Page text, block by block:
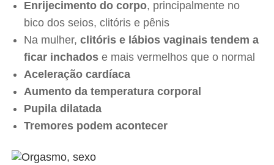
Enrijecimento do corpo, principalmente no
bico dos seios, clitóris e pênis
Na mulher,clitóris e lábios vaginais tendem a
ficar inchadose mais vermelhos que o normal
Aceleração cardíaca
Aumento da temperatura corporal
Pupila dilatada
Tremores podem acontecer